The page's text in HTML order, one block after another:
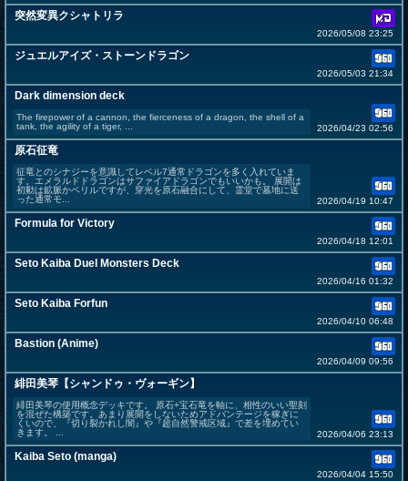
突然変異クシャトリラ
2026/05/08 23:25
ジュエルアイズ・ストーンドラゴン
2026/05/03 21:34
Dark dimension deck
The firepower of a cannon, the fierceness of a dragon, the shell of a
tank, the agility of a tiger, ...
2026/04/23 02:56
原石征竜
征竜とのシナジーを意識してレベル7通常ドラゴンを多く入れていま
す。エメラルドドラゴンはサファイアドラゴンでもいいかも。 展開は
初動は鉱脈かベリルですが、穿光を原石融合にして、霊堂で墓地に送
った通常モ...
2026/04/19 10:47
Formula for Victory
2026/04/18 12:01
Seto Kaiba Duel Monsters Deck
2026/04/16 01:32
Seto Kaiba Forfun
2026/04/10 06:48
Bastion (Anime)
2026/04/09 09:56
緋田美琴【シャンドゥ・ヴォーギン】
緋田美琴の使用概念デッキです。 原石+宝石竜を軸に、相性のいい聖刻
を混ぜた構築です。あまり展開をしないためアドバンテージを稼ぎに
くいので、『切り裂かれし闇』や『超自然警戒区域』で差を埋めてい
きます。 ...
2026/04/06 23:13
Kaiba Seto (manga)
2026/04/04 15:50